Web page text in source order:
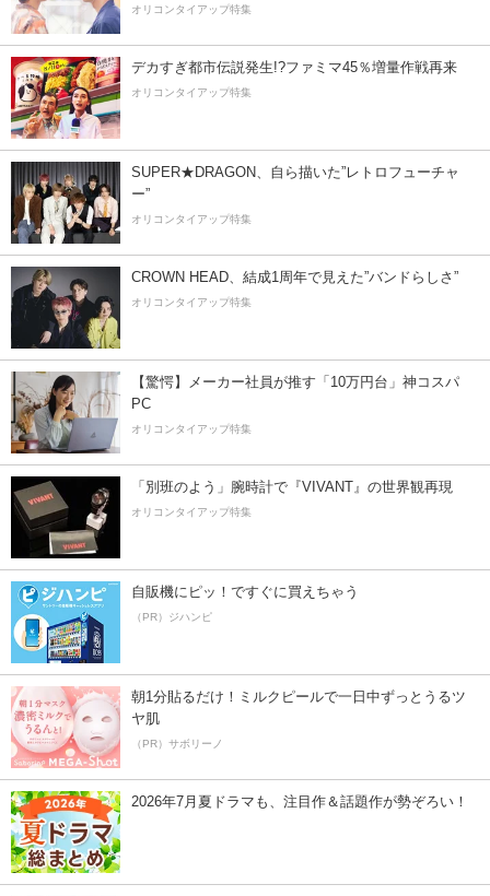
オリコンタイアップ特集
デカすぎ都市伝説発生!?ファミマ45％増量作戦再来
オリコンタイアップ特集
SUPER★DRAGON、自ら描いた”レトロフューチャ
ー”
オリコンタイアップ特集
CROWN HEAD、結成1周年で見えた”バンドらしさ”
オリコンタイアップ特集
【驚愕】メーカー社員が推す「10万円台」神コスパ
PC
オリコンタイアップ特集
「別班のよう」腕時計で『VIVANT』の世界観再現
オリコンタイアップ特集
自販機にピッ！ですぐに買えちゃう
（PR）ジハンピ
朝1分貼るだけ！ミルクピールで一日中ずっとうるツ
ヤ肌
（PR）サボリーノ
2026年7月夏ドラマも、注目作＆話題作が勢ぞろい！